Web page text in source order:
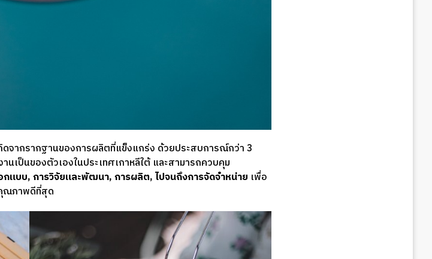
จากรากฐานของการผลิตที่แข็งแกร่ง ด้วยประสบการณ์กว่า 3
เป็นของตัวเองในประเทศเกาหลีใต้ และสามารถควบคุม
กแบบ, การวิจัยและพัฒนา, การผลิต, ไปจนถึงการจัดจำหน่าย เพื่อ
ณภาพดีที่สุด